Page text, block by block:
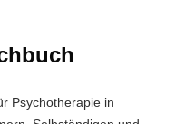
Psychotherapie in